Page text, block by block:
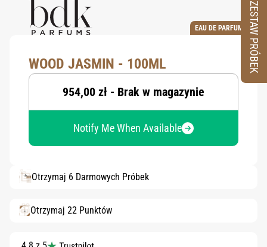
EAU DE PARFUM
WOOD JASMIN - 100ML
954,00 zł - Brak w magazynie
Notify Me When Available
Otrzymaj 6 Darmowych Próbek
Otrzymaj 22 Punktów
ZESTAW PRÓBEK